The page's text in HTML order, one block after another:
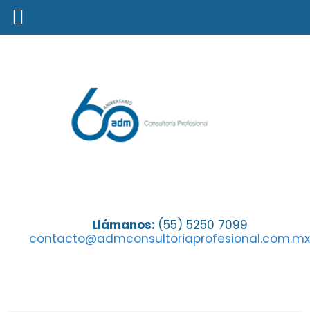
Llámanos: (55) 5250 7099
contacto@admconsultoriaprofesional.com.mx
Hablar de Segubeca, es hablar de
innovación en educación